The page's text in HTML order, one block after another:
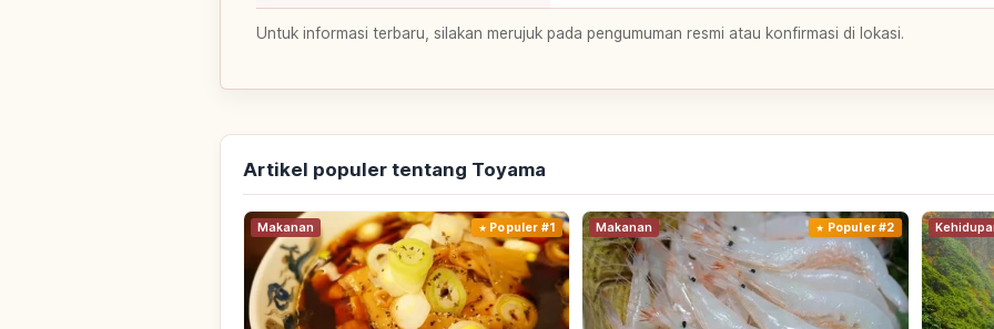
Untuk informasi terbaru, silakan merujuk pada pengumuman resmi atau konfirmasi di lokasi.
Artikel populer tentang Toyama
Makanan Populer #1 Makanan Populer #2